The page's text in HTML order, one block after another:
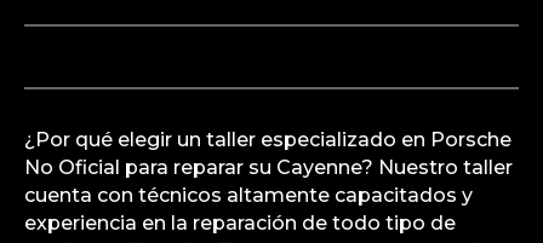
¿Por qué elegir un taller especializado en Porsche
No Oficial para reparar su Cayenne? Nuestro taller
cuenta con técnicos altamente capacitados y
experiencia en la reparación de todo tipo de